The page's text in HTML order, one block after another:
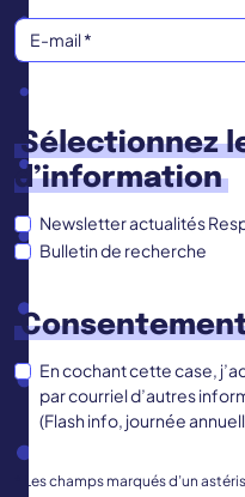
Sélectionnez
d’information
Newsletter actualités
Bulletin de recherche
En cochant cette case,
par courriel d’autres
(Flash info, journée
* Les champs marqués d’un